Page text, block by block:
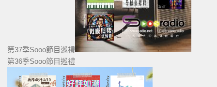
第37季Sooo節目巡禮
第36季Sooo節目巡禮